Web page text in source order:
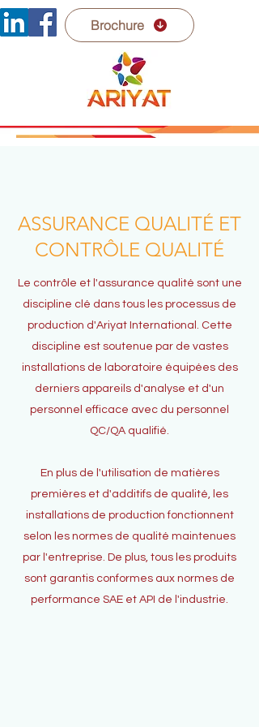
Brochure
ASSURANCE QUALITÉ ET
CONTRÔLE QUALITÉ
Le contrôle et l'assurance qualité sont une
discipline clé dans tous les processus de
production d'Ariyat International. Cette
discipline est soutenue par de vastes
installations de laboratoire équipées des
derniers appareils d'analyse et d'un
personnel efficace avec du personnel
QC/QA qualifié.
En plus de l'utilisation de matières
premières et d'additifs de qualité, les
installations de production fonctionnent
selon les normes de qualité maintenues
par l'entreprise. De plus, tous les produits
sont garantis conformes aux normes de
performance SAE et API de l'industrie.